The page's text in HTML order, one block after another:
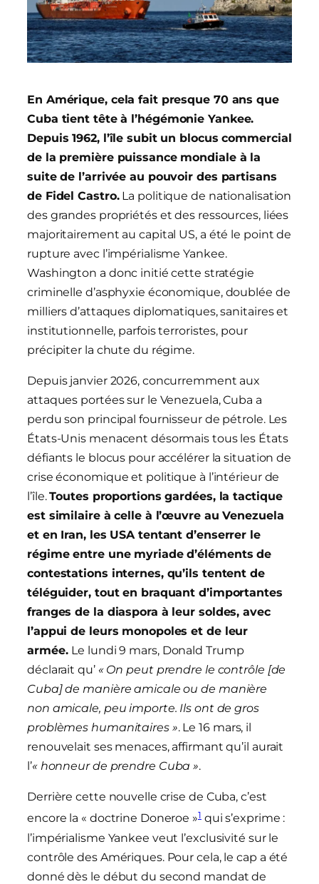
En Amérique, cela fait presque 70 ans que
Cuba tient tête à l’hégémonie Yankee.
Depuis 1962, l’île subit un blocus commercial
de la première puissance mondiale à la
suite de l’arrivée au pouvoir des partisans
de Fidel Castro.La politique de nationalisation
des grandes propriétés et des ressources, liées
majoritairement au capital US, a été le point de
rupture avec l’impérialisme Yankee.
Washington a donc initié cette stratégie
criminelle d’asphyxie économique, doublée de
milliers d’attaques diplomatiques, sanitaires et
institutionnelle, parfois terroristes, pour
précipiter la chute du régime.
Depuis janvier 2026, concurremment aux
attaques portées sur le Venezuela, Cuba a
perdu son principal fournisseur de pétrole. Les
États-Unis menacent désormais tous les États
défiants le blocus pour accélérer la situation de
crise économique et politique à l’intérieur de
l’île.Toutes proportions gardées, la tactique
est similaire à celle à l’œuvre au Venezuela
et en Iran, les USA tentant d’enserrer le
régime entre une myriade d’éléments de
contestations internes, qu’ils tentent de
téléguider, tout en braquant d’importantes
franges de la diaspora à leur soldes, avec
l’appui de leurs monopoles et de leur
armée. Le lundi 9 mars, Donald Trump
déclarait qu’ « On peut prendre le contrôle [de
Cuba]de manière amicale ou de manière
non amicale, peu importe. Ils ont de gros
problèmes humanitaires ». Le 16 mars, il
renouvelait ses menaces, affirmant qu’il aurait
l’« honneur de prendre Cuba ».
Derrière cette nouvelle crise de Cuba, c’est
encore la « doctrine Doneroe »1qui s’exprime :
l’impérialisme Yankee veut l’exclusivité sur le
contrôle des Amériques. Pour cela, le cap a été
donné dès le début du second mandat de